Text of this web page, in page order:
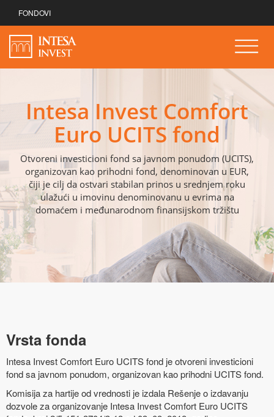
FONDOVI
Intesa Invest Comfort
Euro UCITS fond
Otvoreni investicioni fond sa javnom ponudom (UCITS),
organizovan kao prihodni fond, denominovan u EUR,
čiji je cilj da ostvari stabilan prinos u srednjem roku
ulažući u imovinu denominovanu u evrima na
domaćem i međunarodnom finansijskom tržištu
Vrsta fonda
Intesa Invest Comfort Euro UCITS fond je otvoreni investicioni
fond sa javnom ponudom, organizovan kao prihodni UCITS fond.
Komisija za hartije od vrednosti je izdala Rešenje o izdavanju
dozvole za organizovanje Intesa Invest Comfort Euro UCITS